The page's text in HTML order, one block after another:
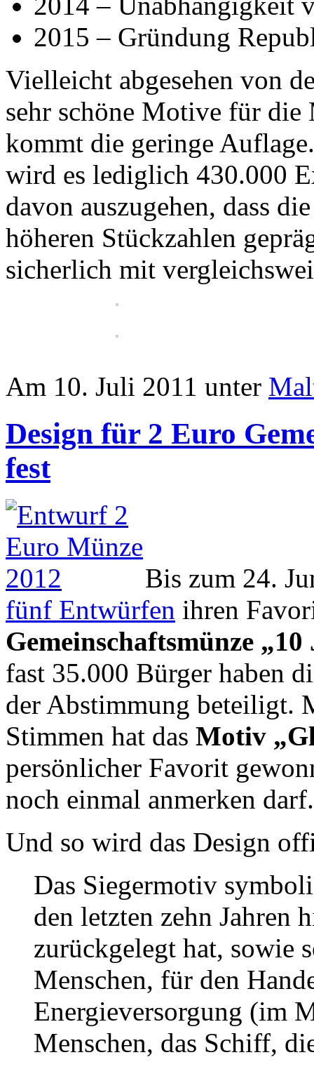
2015 – Gründung
Vielleicht abgesehen von
sehr schöne Motive für
kommt die geringe
wird es lediglich 430.000
davon auszugehen, dass
höheren Stückzahlen
sicherlich mit
Am 10. Juli 2011 unter
Design für 2 Euro
fest
Bis zum 24.
fünf Entwürfen ihren
Gemeinschaftsmünze
fast 35.000 Bürger haben
der Abstimmung beteiligt.
Stimmen hat das Motiv
persönlicher Favorit
noch einmal anmerken
Und so wird das Design
Das Siegermotiv
den letzten zehn Jahren
zurückgelegt hat, sowie
Menschen, für den
Energieversorgung (im
Menschen, das Schiff,